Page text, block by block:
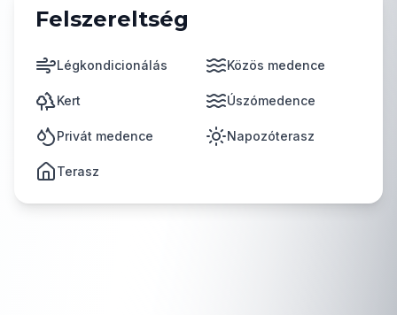
Felszereltség
Légkondicionálás Közös medence
Kert Úszómedence
Privát medence Napozóterasz
Terasz